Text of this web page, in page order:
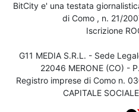
BitCity e' una testata
di Como , n. 21/
Iscrizione
G11 MEDIA S.R.L. - Sede
22046 MERONE (CO) -
Registro imprese di Como n.
CAPITALE